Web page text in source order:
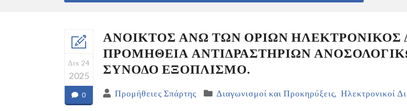
Δεκ 24
2025
0
ΑΝΟΙΚΤΟΣ ΑΝΩ ΤΩΝ ΟΡΙΩΝ ΗΛΕΚΤΡΟΝΙΚΟΣ
ΠΡΟΜΗΘΕΙΑ ΑΝΤΙΔΡΑΣΤΗΡΙΩΝ
ΣΥΝΟΔΟ ΕΞΟΠΛΙΣΜΟ.
Προμήθειες Σπάρτης Διαγωνισμοί και Προκηρύξεις Ηλεκτρονικοί